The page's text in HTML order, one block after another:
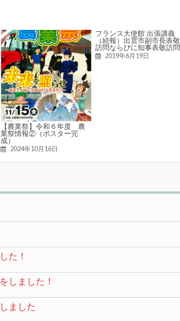
【農業祭】令和６年度 農
業祭情報②（ポスター完
成）
2024年10月16日
フランス大使館 出張講義
（続報）出雲市副市長表敬
訪問ならびに知事表敬訪問
2019年6月19日
た！
しました！
ました